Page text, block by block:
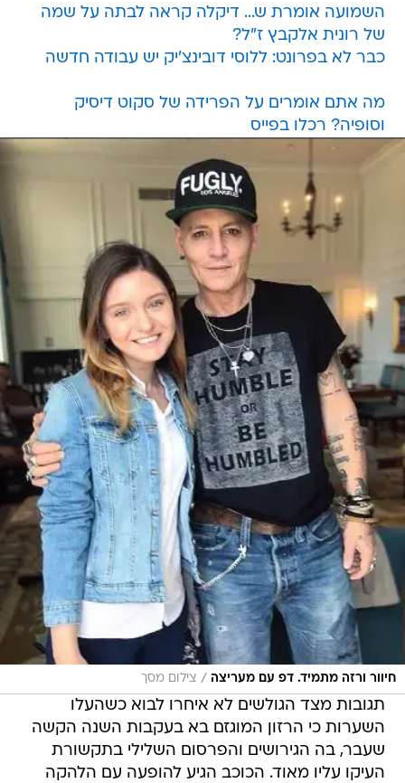
השמועה אומרת ש... דיקלה קראה לבתה על שמה
של רונית אלקבץ ז"ל?
כבר לא בפרונט: ללוסי דובינצ'יק יש עבודה חדשה
מה אתם אומרים על הפרידה של סקוט דיסיק
וסופיה? רכלו בפייס
חיוור ורזה מתמיד. דפ עם מעריצה / צילום מסך
תגובות מצד הגולשים לא איחרו לבוא כשהעלו
השערות כי הרזון המוגזם בא בעקבות השנה הקשה
שעבר, בה הגירושים והפרסום השלילי בתקשורת
העיקו עליו מאוד. הכוכב הגיע להופעה עם הלהקה